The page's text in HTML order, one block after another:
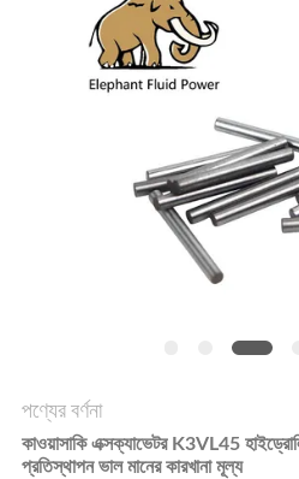
পণ্যের বর্ণনা
কাওয়াসাকি এক্সক্যাভেটর K3VL45
প্রতিস্থাপন ভাল মানের কারখানা মূল্য